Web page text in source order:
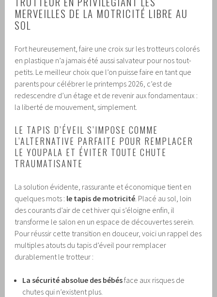
MERVEILLES DE LA MOTRICITÉ LIBRE AU
SOL
Fort heureusement, faire une croix sur les trotteurs colorés
en plastique n’a jamais été aussi salvateur pour nos tout-
petits. Le meilleur choix que l’on puisse faire en tant que
parents pour célébrer le printemps 2026, c’est de
redescendre d’un étage et de revenir aux fondamentaux :
la liberté de mouvement, simplement.
LE TAPIS D’ÉVEIL S’IMPOSE COMME
L’ALTERNATIVE PARFAITE POUR REMPLACER
LE YOUPALA ET ÉVITER TOUTE CHUTE
TRAUMATISANTE
La solution évidente, rassurante et économique tient en
quelques mots : le tapis de motricité . Placé au sol, loin
des courants d’air de cet hiver qui s’éloigne enfin, il
transforme le salon en un espace de découvertes serein.
Pour réussir cette transition en douceur, voici un rappel des
multiples atouts du tapis d’éveil pour remplacer
durablement le trotteur :
La sécurité absolue des bébésface aux risques de
chutes qui n’existent plus.